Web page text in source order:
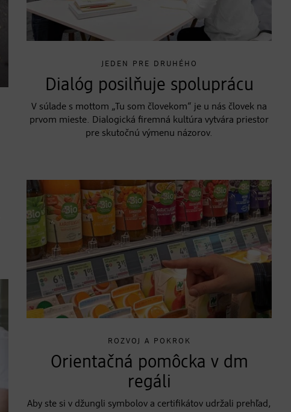
JEDEN PRE DRUHÉHO
Dialóg posilňuje spoluprácu
V súlade s mottom „Tu som človekom“ je u nás človek na
prvom mieste. Dialogická firemná kultúra vytvára priestor
pre skutočnú výmenu názorov.
ROZVOJ A POKROK
Orientačná pomôcka v dm
regáli
Aby ste si v džungli symbolov a certifikátov udržali prehľad,